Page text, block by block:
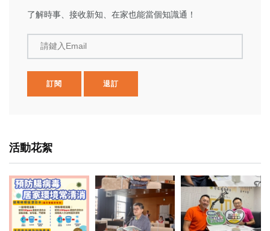
了解時事、接收新知、在家也能當個知識通！
請鍵入Email
訂閱 退訂
活動花絮